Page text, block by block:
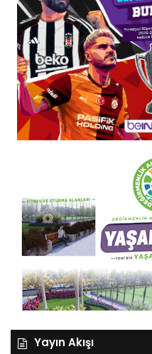
Yayın Akışı